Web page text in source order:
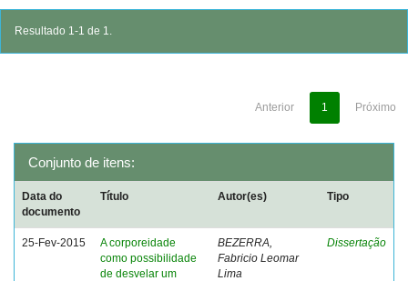
Resultado 1-1 de 1.
Anterior 1 Próximo
Conjunto de itens:
Data do
documento
Título Autor(es) Tipo
25-Fev-2015
A corporeidade
como possibilidade
de desvelar um
BEZERRA,
Fabricio Leomar
Lima
Dissertação